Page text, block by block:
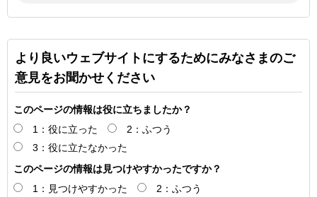
より良いウェブサイトにするためにみなさまのご
意見をお聞かせください
このページの情報は役に立ちましたか？
1：役に立った
2：ふつう
3：役に立たなかった
このページの情報は見つけやすかったですか？
1：見つけやすかった
2：ふつう